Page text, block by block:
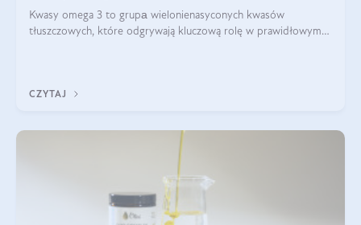
Kwasy omega 3 to grupа wielonienasyconych kwasów
tłuszczowych, które odgrywają kluczową rolę w prawidłowym
CZYTAJ